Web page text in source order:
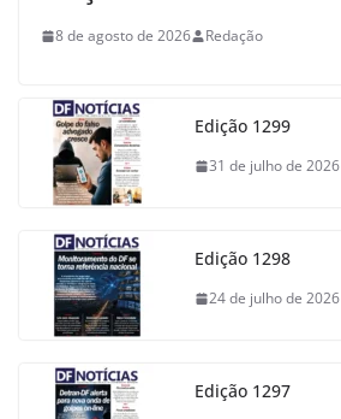
8 de agosto de 2026 Redação
Edição 1299
31 de julho de 2026
Edição 1298
24 de julho de 2026
Edição 1297